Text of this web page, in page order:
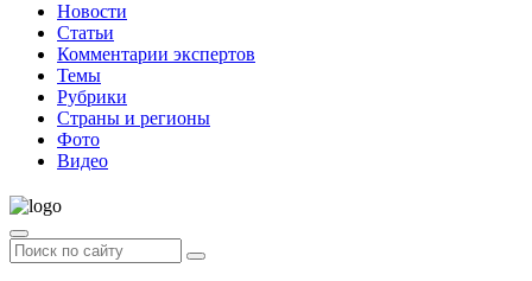
Новости
Статьи
Комментарии экспертов
Темы
Рубрики
Страны и регионы
Фото
Видео